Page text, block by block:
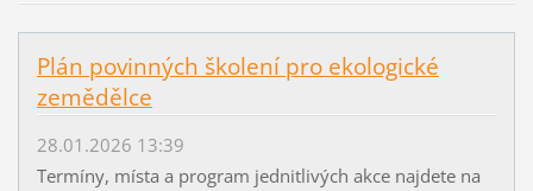
Plán povinných školení pro ekologické
zemědělce
28.01.2026 13:39
Termíny, místa a program jednitlivých akce najdete na